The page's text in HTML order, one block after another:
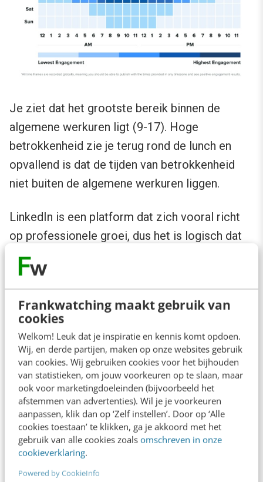
Frankwatching maakt gebruik van
cookies
Welkom! Leuk dat je inspiratie en kennis komt opdoen.
Wij, en derde partijen, maken op onze websites gebruik
van cookies. Wij gebruiken cookies voor het bijhouden
van statistieken, om jouw voorkeuren op te slaan, maar
ook voor marketingdoeleinden (bijvoorbeeld het
afstemmen van advertenties). Wil je je voorkeuren
aanpassen, klik dan op ‘Zelf instellen’. Door op ‘Alle
cookies toestaan’ te klikken, ga je akkoord met het
gebruik van alle cookies zoals omschreven in onze
cookieverklaring.
Powered by CookieInfo
Je ziet dat het grootste bereik binnen de
algemene werkuren ligt (9-17). Hoge
betrokkenheid zie je terug rond de lunch en
opvallend is dat de tijden van betrokkenheid
niet buiten de algemene werkuren liggen.
LinkedIn is een platform dat zich vooral richt
op professionele groei, dus het is logisch dat
de grootste betrokkenheid ook tijdens de
algemene werkuren ligt. In die uren zal menig
mens hier actief mee bezig zijn en (hopelijk)
niet ‘s avonds wanneer je op de bank zit met
een theetje.
Facebook
Je zult het misschien niet zo snel meer
denken, maar Facebook staat op de derde plek
van meest bezochte websites ter wereld. Op
de tweede en eerste plek staan Google en
YouTube. Misschien voelt Facebook voor jou